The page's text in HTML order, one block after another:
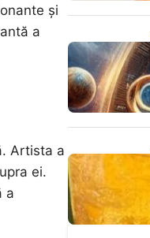
și
a
Artista a
ei.
a